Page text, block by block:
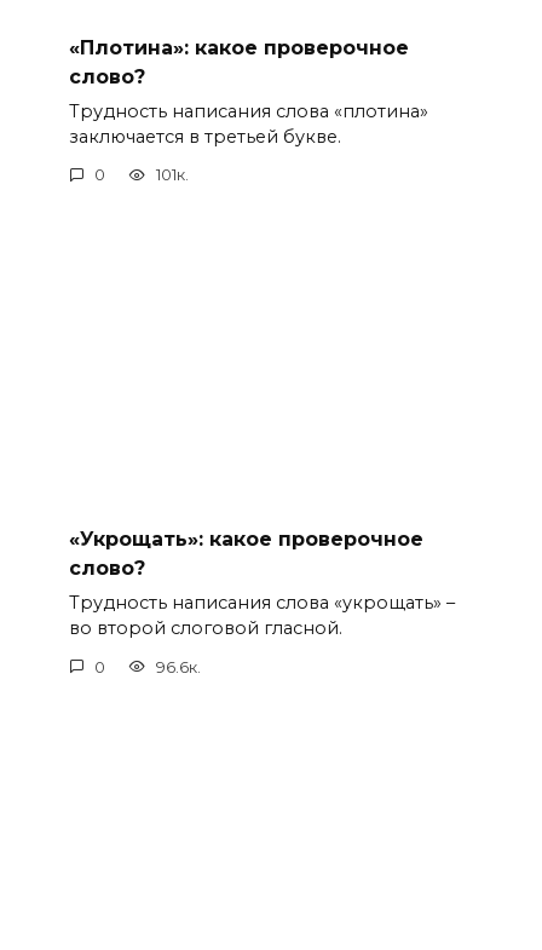
«Плотина»: какое проверочное
слово?
Трудность написания слова «плотина»
заключается в третьей букве.
0 101к.
«Укрощать»: какое проверочное
слово?
Трудность написания слова «укрощать» –
во второй слоговой гласной.
0 96.6к.